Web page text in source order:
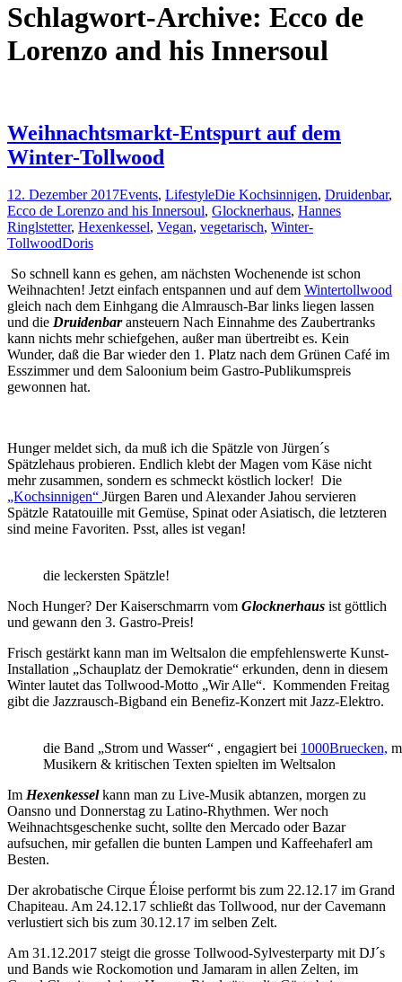
Schlagwort-Archive: Ecco de
Lorenzo and his Innersoul
Weihnachtsmarkt-Entspurt auf dem
Winter-Tollwood
12. Dezember 2017Events, LifestyleDie Kochsinnigen, Druidenbar,
Ecco de Lorenzo and his Innersoul, Glocknerhaus, Hannes
Ringlstetter, Hexenkessel, Vegan, vegetarisch, Winter-
TollwoodDoris
So schnell kann es gehen, am nächsten Wochenende ist schon
Weihnachten! Jetzt einfach entspannen und auf dem Wintertollwood
gleich nach dem Einhgang die Almrausch-Bar links liegen lassen
und die Druidenbaransteuern Nach Einnahme des Zaubertranks
kann nichts mehr schiefgehen, außer man übertreibt es. Kein
Wunder, daß die Bar wieder den 1. Platz nach dem Grünen Café im
Esszimmer und dem Saloonium beim Gastro-Publikumspreis
gewonnen hat.
Hunger meldet sich, da muß ich die Spätzle von Jürgen´s
Spätzlehaus probieren. Endlich klebt der Magen vom Käse nicht
mehr zusammen, sondern es schmeckt köstlich locker! Die
„Kochsinnigen“ Jürgen Baren und Alexander Jahou servieren
Spätzle Ratatouille mit Gemüse, Spinat oder Asiatisch, die letzteren
sind meine Favoriten. Psst, alles ist vegan!
die leckersten Spätzle!
Noch Hunger? Der Kaiserschmarrn vom Glocknerhaus ist göttlich
und gewann den 3. Gastro-Preis!
Frisch gestärkt kann man im Weltsalon die empfehlenswerte Kunst-
Installation „Schauplatz der Demokratie“ erkunden, denn in diesem
Winter lautet das Tollwood-Motto „Wir Alle“. Kommenden Freitag
gibt die Jazzrausch-Bigband ein Benefiz-Konzert mit Jazz-Elektro.
die Band „Strom und Wasser“ , engagiert bei 1000Bruecken,
Musikern & kritischen Texten spielten im Weltsalon
Im Hexenkesselkann man zu Live-Musik abtanzen, morgen zu
Oansno und Donnerstag zu Latino-Rhythmen. Wer noch
Weihnachtsgeschenke sucht, sollte den Mercado oder Bazar
aufsuchen, mir gefallen die bunten Lampen und Kaffeehaferl am
Besten.
Der akrobatische Cirque Éloise performt bis zum 22.12.17 im Grand
Chapiteau. Am 24.12.17 schließt das Tollwood, nur der Cavemann
verlustiert sich bis zum 30.12.17 im selben Zelt.
Am 31.12.2017 steigt die grosse Tollwood-Sylvesterparty mit DJ´s
und Bands wie Rockomotion und Jamaram in allen Zelten, im